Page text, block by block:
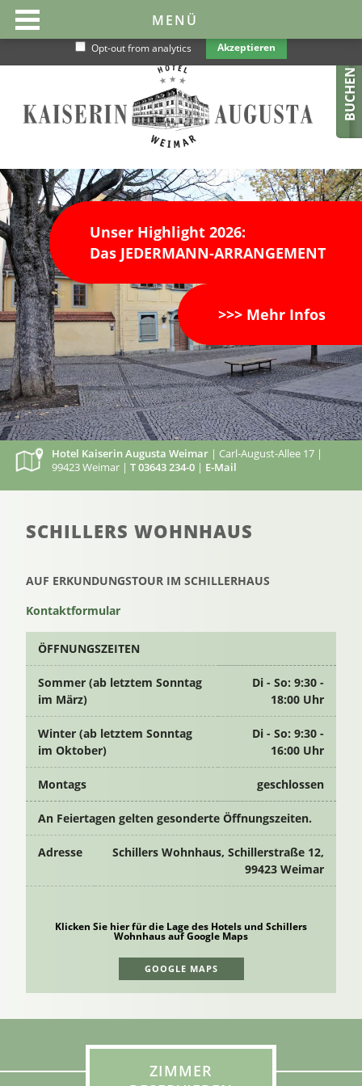
BUCHEN
Unser Highlight 2026:
Das JEDERMANN-ARRANGEMENT
>>> Mehr Infos
Hotel Kaiserin Augusta Weimar | Carl-August-Allee 17 |
99423 Weimar | T 03643 234-0 | E-Mail
SCHILLERS WOHNHAUS
AUF ERKUNDUNGSTOUR IM SCHILLERHAUS
Kontaktformular
ÖFFNUNGSZEITEN
Sommer (ab letztem Sonntag
im März)
Di - So: 9:30 -
18:00 Uhr
Winter (ab letztem Sonntag
im Oktober)
Di - So: 9:30 -
16:00 Uhr
Montags geschlossen
An Feiertagen gelten gesonderte Öffnungszeiten.
Adresse
Schillers Wohnhaus, Schillerstraße 12,
99423 Weimar
Klicken Sie hier für die Lage des Hotels und Schillers
Wohnhaus auf Google Maps
GOOGLE MAPS
ZIMMER
Diese Website benutzt Cookies, um sie optimal und nutzerfreundlicher
zu gestalten. Wenn Sie die Website weiter nutzen gehen wir von Ihrem
Einverständnis aus.
Opt-out from analytics
Akzeptieren
MENÜ